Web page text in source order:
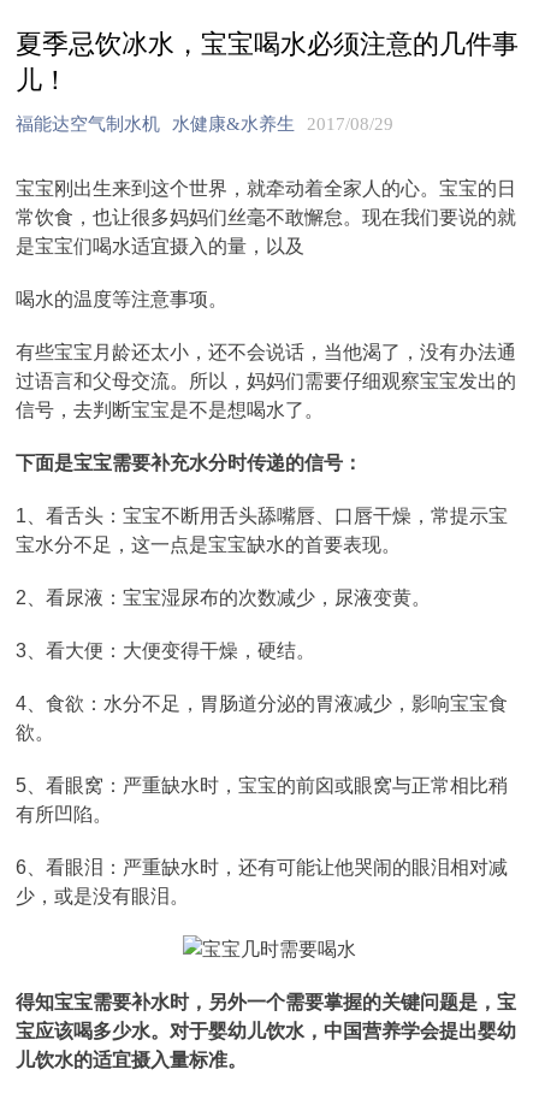
夏季忌饮冰水，宝宝喝水必须注意的几件事
儿！
福能达空气制水机 水健康&水养生 2017/08/29
宝宝刚出生来到这个世界，就牵动着全家人的心。宝宝的日
常饮食，也让很多妈妈们丝毫不敢懈怠。现在我们要说的就
是宝宝们喝水适宜摄入的量，以及
喝水的温度等注意事项。
有些宝宝月龄还太小，还不会说话，当他渴了，没有办法通
过语言和父母交流。所以，妈妈们需要仔细观察宝宝发出的
信号，去判断宝宝是不是想喝水了。
下面是宝宝需要补充水分时传递的信号：
1、看舌头：宝宝不断用舌头舔嘴唇、口唇干燥，常提示宝
宝水分不足，这一点是宝宝缺水的首要表现。
2、看尿液：宝宝湿尿布的次数减少，尿液变黄。
3、看大便：大便变得干燥，硬结。
4、食欲：水分不足，胃肠道分泌的胃液减少，影响宝宝食
欲。
5、看眼窝：严重缺水时，宝宝的前囟或眼窝与正常相比稍
有所凹陷。
6、看眼泪：严重缺水时，还有可能让他哭闹的眼泪相对减
少，或是没有眼泪。
得知宝宝需要补水时，另外一个需要掌握的关键问题是，宝
宝应该喝多少水。对于婴幼儿饮水，中国营养学会提出婴幼
儿饮水的适宜摄入量标准。